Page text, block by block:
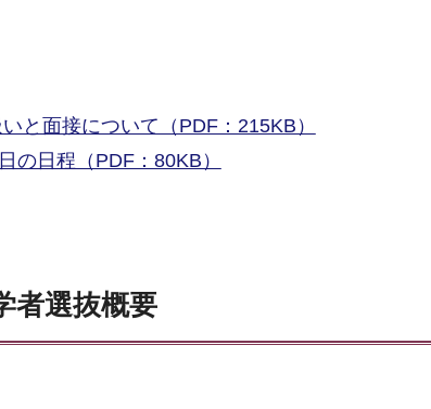
と面接について（PDF：215KB）
日程（PDF：80KB）
者選抜概要